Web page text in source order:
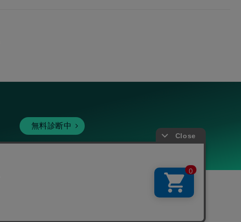
無料診断中